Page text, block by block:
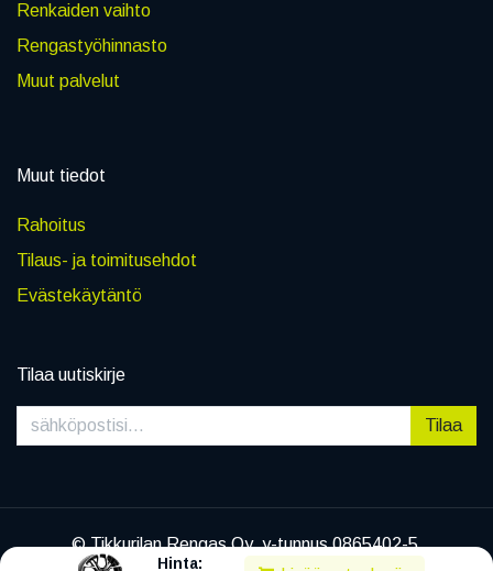
Hinta:
Renkaiden vaihto
Rengastyöhinnasto
Muut palvelut
Muut tiedot
Rahoitus
Tilaus- ja toimitusehdot
Evästekäytäntö
Tilaa uutiskirje
Tilaa
© Tikkurilan Rengas Oy, y-tunnus 0865402-5